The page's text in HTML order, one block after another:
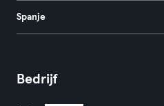
Spanje
Bedrijf